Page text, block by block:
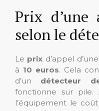
Prix d’une
selon le
Le prix d’appel d’une
à 10 euros. Cela
d’un détecteur
fonctionne sur pile.
l’équipement le